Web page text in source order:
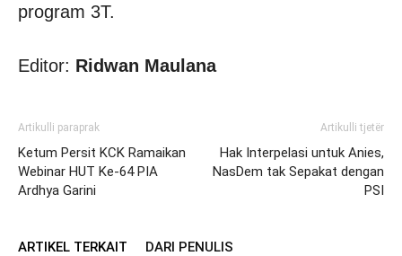
program 3T.
Editor: Ridwan Maulana
Artikulli paraprak
Ketum Persit KCK Ramaikan
Webinar HUT Ke-64 PIA
Ardhya Garini
Artikulli tjetër
Hak Interpelasi untuk Anies,
NasDem tak Sepakat dengan
PSI
ARTIKEL TERKAIT DARI PENULIS